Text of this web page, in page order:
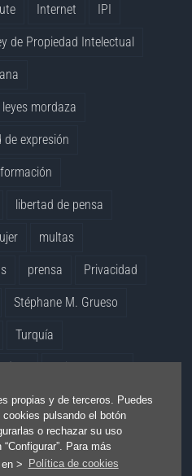
propias y de terceros. Puedes
pulsando el botón
o rechazar su uso
Para más
>
Política de cookies
Internet IPI
de Propiedad Intelectual
leyes mordaza
de expresión
libertad de pensa
multas
prensa Privacidad
Stéphane M. Grueso
Turquía
vídeo whistleblowers